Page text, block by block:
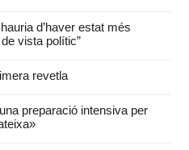
d’haver estat més
vista polític”
revetla
preparació intensiva per